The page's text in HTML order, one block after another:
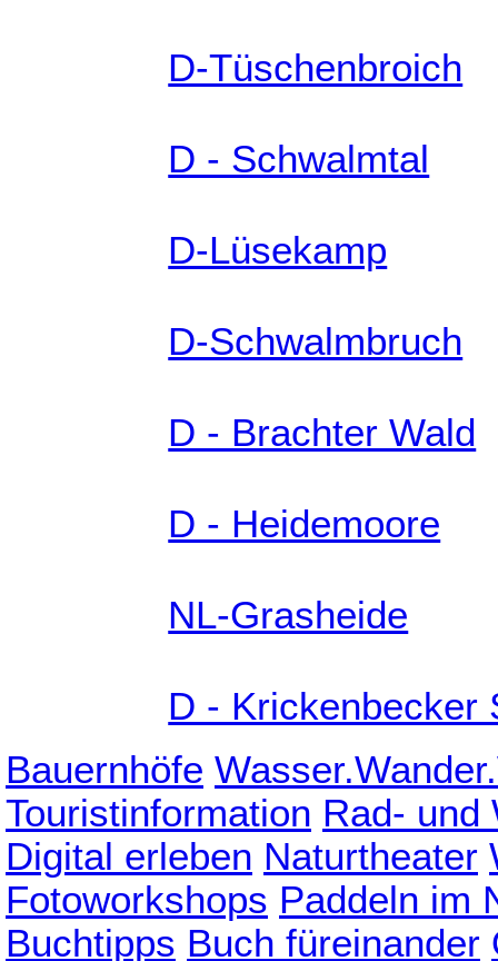
D-Tüschenbroich
D - Schwalmtal
D-Lüsekamp
D-Schwalmbruch
D - Brachter Wald
D - Heidemoore
NL-Grasheide
D - Krickenbecker
Bauernhöfe
Touristinformation Rad- und
Digital erleben Naturtheater
Fotoworkshops Paddeln im
Buchtipps Buch füreinander